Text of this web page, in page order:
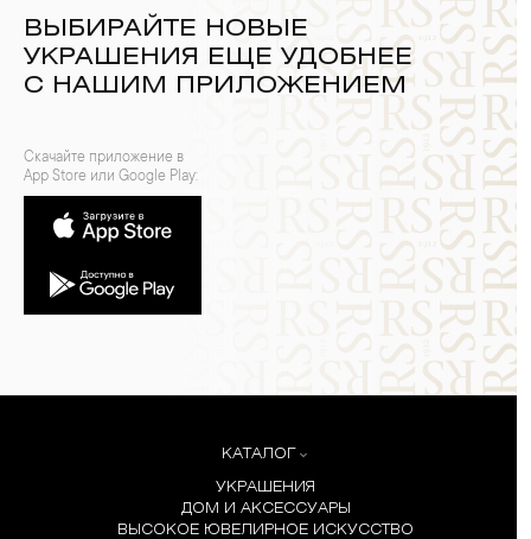
ВЫБИРАЙТЕ НОВЫЕ
УКРАШЕНИЯ ЕЩЕ УДОБНЕЕ
С НАШИМ ПРИЛОЖЕНИЕМ
Скачайте приложение в
App Store или Google Play:
КАТАЛОГ
УКРАШЕНИЯ
ДОМ И АКСЕССУАРЫ
ВЫСОКОЕ ЮВЕЛИРНОЕ ИСКУССТВО